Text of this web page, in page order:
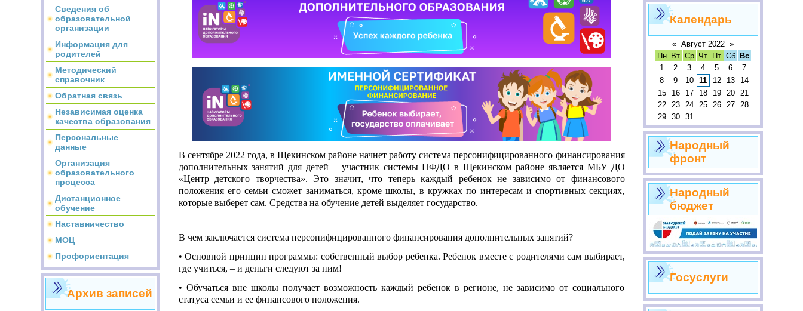
Сведения об
образовательной
организации
Информация для
родителей
Методический
справочник
Обратная связь
Независимая оценка
качества образования
Персональные
данные
Организация
образовательного
процесса
Дистанционное
обучение
Наставничество
МОЦ
Профориентация
Архив записей
В сентябре 2022 года, в Щекинском районе начнет работу система персонифицированного финансирования
дополнительных занятий для детей – участник системы ПФДО в Щекинском районе является МБУ ДО
«Центр детского творчества». Это значит, что теперь каждый ребенок не зависимо от финансового
положения его семьи сможет заниматься, кроме школы, в кружках по интересам и спортивных секциях,
которые выберет сам. Средства на обучение детей выделяет государство.
В чем заключается система персонифицированного финансирования дополнительных занятий?
• Основной принцип программы: собственный выбор ребенка. Ребенок вместе с родителями сам выбирает,
где учиться, – и деньги следуют за ним!
• Обучаться вне школы получает возможность каждый ребенок в регионе, не зависимо от социального
статуса семьи и ее финансового положения.
Календарь
« Август 2022 »
Пн
Вт Ср Чт Пт Сб
Вс
1
2 3 4 5 6
7
8
9 10 11 12 13
14
15
16 17 18 19 20
21
22
23 24 25 26 27
28
29
30 31
Народный
фронт
Народный
бюджет
Госуслуги